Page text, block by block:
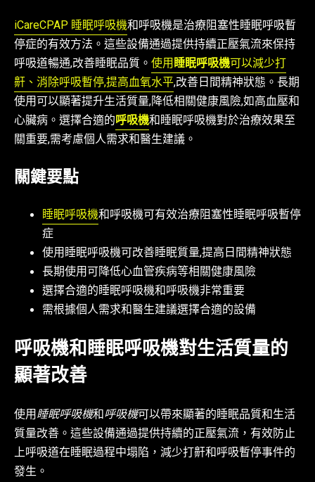
iCareCPAP 睡眠呼吸機和呼吸機是治療阻塞性睡眠呼吸暫
停症的有效方法。這些設備通過提供持續正壓氣流來保持
呼吸道暢通,改善睡眠品質。 使用睡眠呼吸機可以減少打
鼾、消除呼吸暫停,提高血氧水平,改善日間精神狀態。長期
使用可以顯著提升生活質量,降低相關健康風險,如高血壓和
心臟病。選擇合適的呼吸機和睡眠呼吸機對於治療效果至
關重要,需考慮個人需求和醫生建議。
關鍵要點
睡眠呼吸機和呼吸機可有效治療阻塞性睡眠呼吸暫停
症
使用睡眠呼吸機可改善睡眠質量,提高日間精神狀態
長期使用可降低心血管疾病等相關健康風險
選擇合適的睡眠呼吸機和呼吸機非常重要
需根據個人需求和醫生建議選擇合適的設備
呼吸機和睡眠呼吸機對生活質量的
顯著改善
使用睡眠呼吸機和呼吸機可以帶來顯著的睡眠品質和生活
質量改善。這些設備通過提供持續的正壓氣流，有效防止
上呼吸道在睡眠過程中塌陷，減少打鼾和呼吸暫停事件的
發生。